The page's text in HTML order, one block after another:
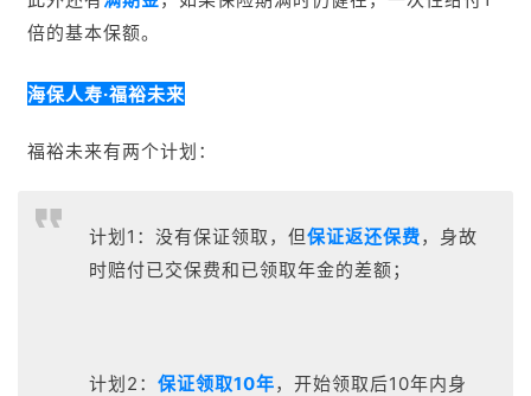
倍的基本保额。
海保人寿·福裕未来
福裕未来有两个计划：
计划1：没有保证领取，但保证返还保费，身故
时赔付已交保费和已领取年金的差额；
计划2： 保证领取10年，开始领取后10年内身